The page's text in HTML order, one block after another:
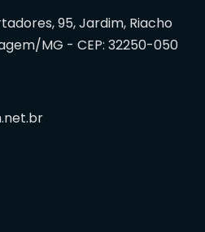
95, Jardim, Riacho
MG - CEP: 32250-050